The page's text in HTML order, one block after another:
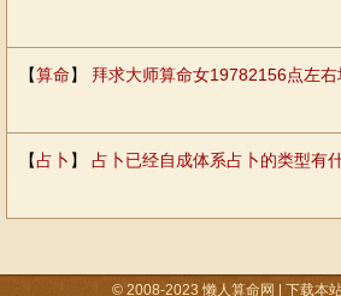
【算命】 拜求大师算命女19782156点左
【占卜 】 占卜已经自成体系占卜的类型有
© 2008-2023 懒人算命网 下载本